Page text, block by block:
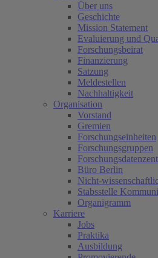
Über uns
Geschichte
Mission Statement
Evaluierung und
Forschungsbeirat
Finanzierung
Satzung
Meldestellen
Nachhaltigkeit
Organisation
Vorstand
Gremien
Forschungseinheiten
Forschungsgruppen
Büro Berlin
Nicht-
Stabsstelle
Organigramm
Karriere
Jobs
Praktika
Ausbildung